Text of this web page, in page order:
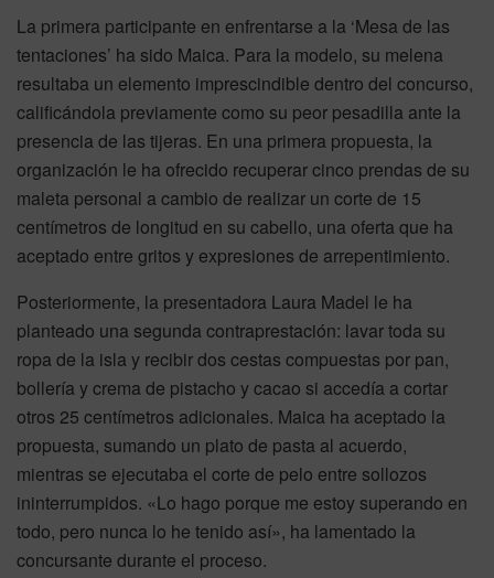
La primera participante en enfrentarse a la ‘Mesa de las
tentaciones’ ha sido Maica. Para la modelo, su melena
resultaba un elemento imprescindible dentro del concurso,
calificándola previamente como su peor pesadilla ante la
presencia de las tijeras. En una primera propuesta, la
organización le ha ofrecido recuperar cinco prendas de su
maleta personal a cambio de realizar un corte de 15
centímetros de longitud en su cabello, una oferta que ha
aceptado entre gritos y expresiones de arrepentimiento.
Posteriormente, la presentadora Laura Madel le ha
planteado una segunda contraprestación: lavar toda su
ropa de la isla y recibir dos cestas compuestas por pan,
bollería y crema de pistacho y cacao si accedía a cortar
otros 25 centímetros adicionales. Maica ha aceptado la
propuesta, sumando un plato de pasta al acuerdo,
mientras se ejecutaba el corte de pelo entre sollozos
ininterrumpidos. «Lo hago porque me estoy superando en
todo, pero nunca lo he tenido así», ha lamentado la
concursante durante el proceso.